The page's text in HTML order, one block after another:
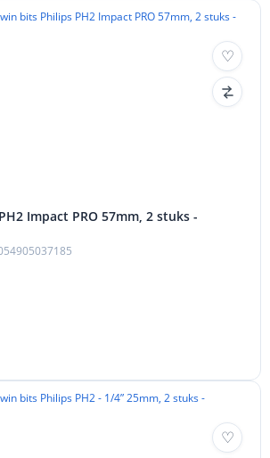
Impact PRO 57mm, 2 stuks -